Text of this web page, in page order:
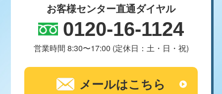
お客様センター直通ダイヤル
0120-16-1124
営業時間 8:30〜17:00 (定休日：土・日・祝)
メールはこちら